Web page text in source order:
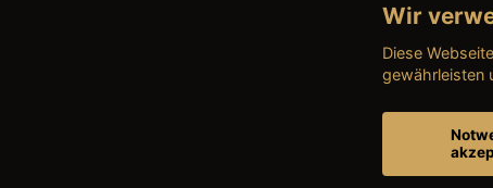
→
Wir
Diese
gewährleisten